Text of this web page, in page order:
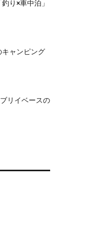
り×車中泊」
キャンピング
リイベースの